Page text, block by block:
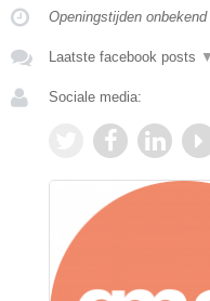
Openingstijden onbekend
Laatste facebook posts ▼
Sociale media: